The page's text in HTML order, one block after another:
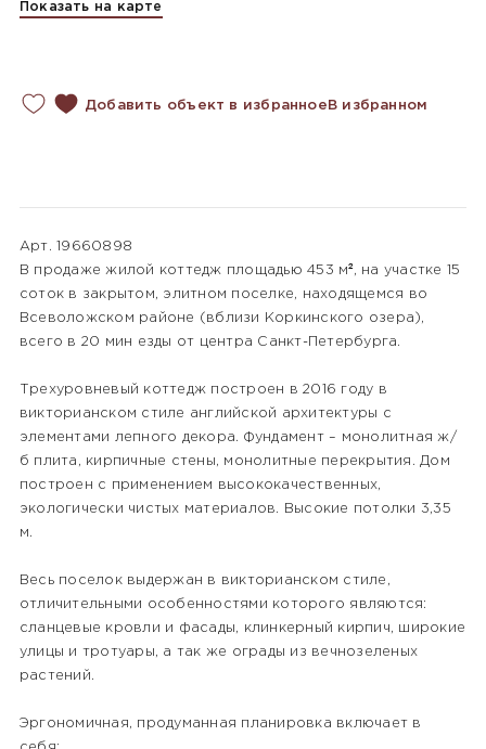
Показать на карте
Добавить объект в избранное В избранном
Арт. 19660898
В продаже жилой коттедж площадью 453 м², на участке 15
соток в закрытом, элитном поселке, находящемся во
Всеволожском районе (вблизи Коркинского озера),
всего в 20 мин езды от центра Санкт-Петербурга.
Трехуровневый коттедж построен в 2016 году в
викторианском стиле английской архитектуры с
элементами лепного декора. Фундамент – монолитная ж/
б плита, кирпичные стены, монолитные перекрытия. Дом
построен с применением высококачественных,
экологически чистых материалов. Высокие потолки 3,35
м.
Весь поселок выдержан в викторианском стиле,
отличительными особенностями которого являются:
сланцевые кровли и фасады, клинкерный кирпич, широкие
улицы и тротуары, а так же ограды из вечнозеленых
растений.
Эргономичная, продуманная планировка включает в